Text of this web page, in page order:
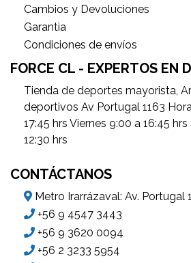
Cambios y Devoluciones
Garantìa
Condiciones de envíos
FORCE CL - EXPERTOS EN
Tienda de deportes mayorista,
deportivos Av Portugal 1163
17:45 hrs Viernes 9:00 a 16:45
12:30 hrs
CONTÁCTANOS
Metro Irarrázaval: Av. Portugal
+56 9 4547 3443
+56 9 3620 0094
+56 2 3233 5954